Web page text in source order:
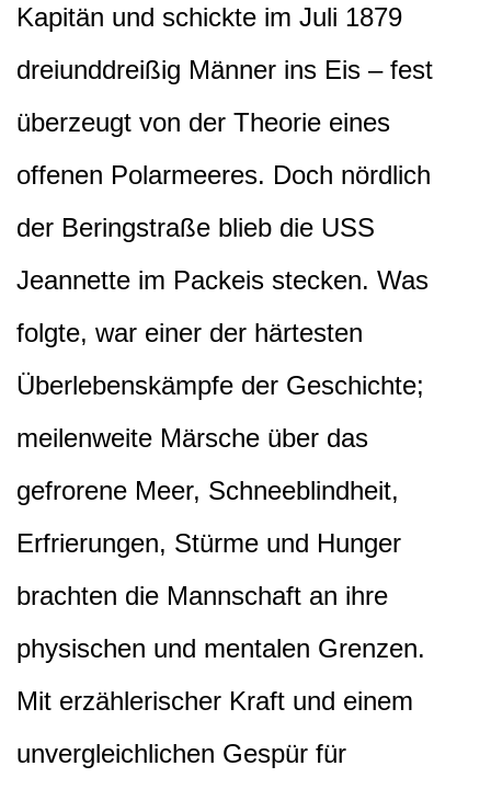
Kapitän und schickte im Juli 1879
dreiunddreißig Männer ins Eis – fest
überzeugt von der Theorie eines
offenen Polarmeeres. Doch nördlich
der Beringstraße blieb die USS
Jeannette im Packeis stecken. Was
folgte, war einer der härtesten
Überlebenskämpfe der Geschichte;
meilenweite Märsche über das
gefrorene Meer, Schneeblindheit,
Erfrierungen, Stürme und Hunger
brachten die Mannschaft an ihre
physischen und mentalen Grenzen.
Mit erzählerischer Kraft und einem
unvergleichlichen Gespür für